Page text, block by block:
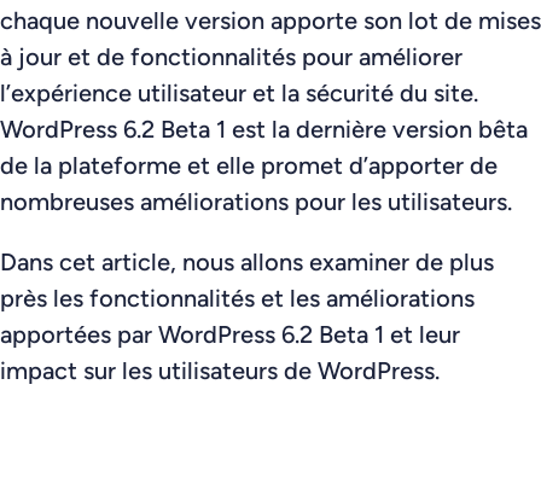
chaque nouvelle version apporte son lot de mises
à jour et de fonctionnalités pour améliorer
l’expérience utilisateur et la sécurité du site.
WordPress 6.2 Beta 1 est la dernière version bêta
de la plateforme et elle promet d’apporter de
nombreuses améliorations pour les utilisateurs.
Dans cet article, nous allons examiner de plus
près les fonctionnalités et les améliorations
apportées par WordPress 6.2 Beta 1 et leur
impact sur les utilisateurs de WordPress.